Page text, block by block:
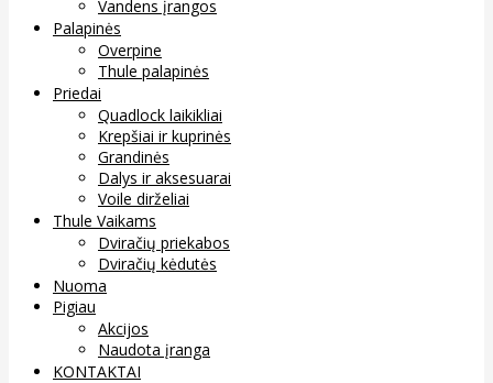
Vandens įrangos
Palapinės
Overpine
Thule palapinės
Priedai
Quadlock laikikliai
Krepšiai ir kuprinės
Grandinės
Dalys ir aksesuarai
Voile dirželiai
Thule Vaikams
Dviračių priekabos
Dviračių kėdutės
Nuoma
Pigiau
Akcijos
Naudota įranga
KONTAKTAI